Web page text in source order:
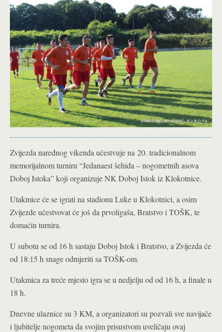
Zvijezda narednog vikenda učestvuje na 20. tradicionalnom
memorijalnom turniru “Jedanaest šehida – nogometnih asova
Doboj Istoka” koji organizuje NK Doboj Istok iz Klokotnice.
Utakmice će se igrati na stadionu Luke u Klokotnici, a osim
Zvijezde učestvovat će još da prvoligaša, Bratstvo i TOŠK, te
domaćin turnira.
U subotu se od 16 h sastaju Doboj Istok i Bratstvo, a Zvijezda će
od 18:15 h snage odmjeriti sa TOŠK-om.
Utakmica za treće mjesto igra se u nedjelju od od 16 h, a finale u
18 h.
Dnevne ulaznice su 3 KM, a organizatori su pozvali sve navijače
i ljubitelje nogometa da svojim prisustvom uveličaju ovaj